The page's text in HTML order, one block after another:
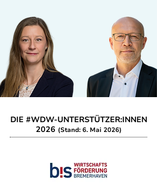
DIE #WDW-UNTERSTÜTZER:INNEN
2026 (Stand: 6. Mai 2026)